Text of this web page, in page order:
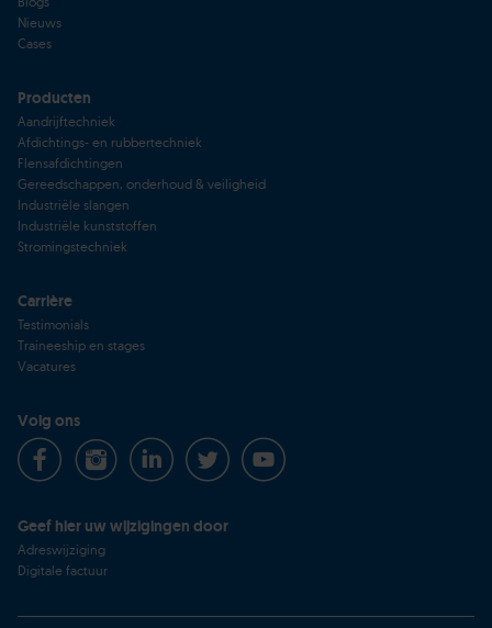
Nieuws
Cases
Producten
Aandrijftechniek
Afdichtings- en rubbertechniek
Flensafdichtingen
Gereedschappen, onderhoud & veiligheid
Industriële slangen
Industriële kunststoffen
Stromingstechniek
Carrière
Testimonials
Traineeship en stages
Vacatures
Volg ons
Geef hier uw wijzigingen door
Adreswijziging
Digitale factuur